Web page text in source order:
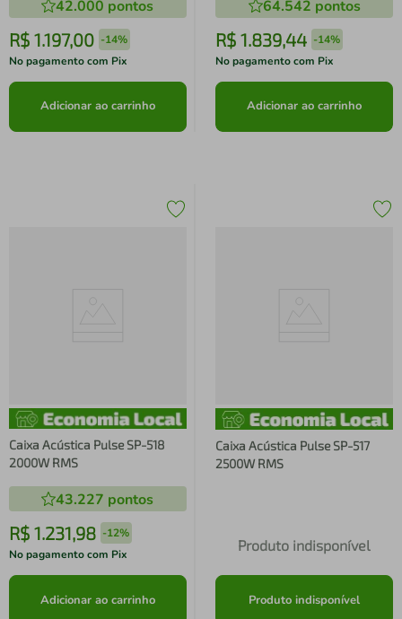
42.000 pontos
R$ 1.197,00 -14%
No pagamento com Pix
Adicionar ao carrinho
64.542 pontos
R$ 1.839,44 -14%
No pagamento com Pix
Adicionar ao carrinho
Caixa Acústica Pulse SP-518
2000W RMS
43.227 pontos
R$ 1.231,98 -12%
No pagamento com Pix
Adicionar ao carrinho
Caixa Acústica Pulse SP-517
2500W RMS
Produto indisponível
Produto indisponível